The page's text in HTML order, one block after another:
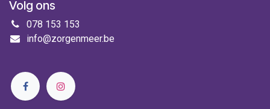
Volg ons
078 153 153
info@zorgenmeer.be